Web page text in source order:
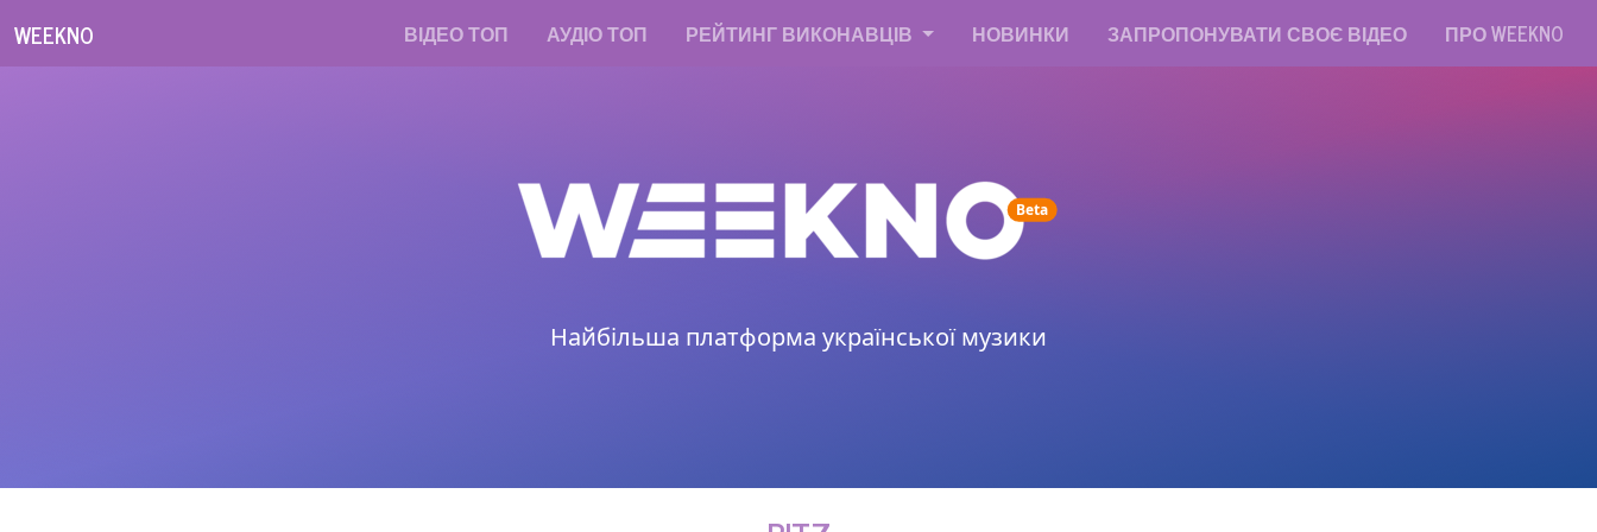
WEEKNO ВІДЕО ТОП АУДІО ТОП РЕЙТИНГ ВИКОНАВЦІВ НОВИНКИ ЗАПРОПОНУВАТИ СВОЄ ВІДЕО ПРО WEEKNO
Betaunread messages
Найбільша платформа української музики